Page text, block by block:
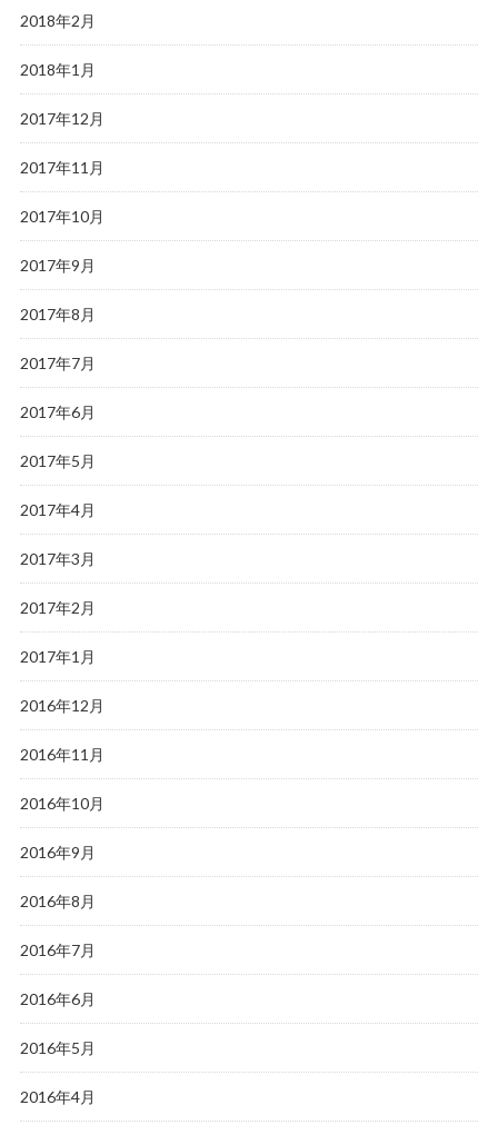
2018年2月
2018年1月
2017年12月
2017年11月
2017年10月
2017年9月
2017年8月
2017年7月
2017年6月
2017年5月
2017年4月
2017年3月
2017年2月
2017年1月
2016年12月
2016年11月
2016年10月
2016年9月
2016年8月
2016年7月
2016年6月
2016年5月
2016年4月